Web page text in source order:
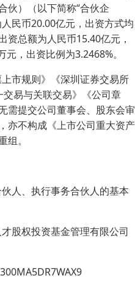
伙）（以下简称“合伙企
民币20.00亿元，出资方式均
资总额为人民币15.40亿元，
，出资比例为3.2468%。
市规则》《深圳证券交易所
易与关联交易》《公司章
需提交公司董事会、股东会审
亦不构成《上市公司重大资产
。
人、执行事务合伙人的基本
股权投资基金管理有限公司